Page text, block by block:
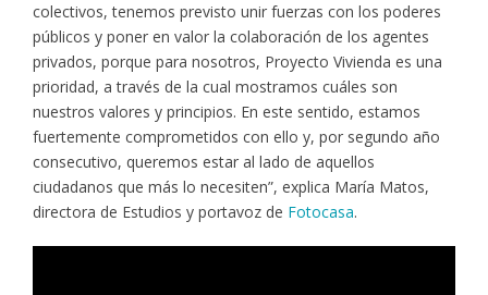
colectivos, tenemos previsto unir fuerzas con los poderes
públicos y poner en valor la colaboración de los agentes
privados, porque para nosotros, Proyecto Vivienda es una
prioridad, a través de la cual mostramos cuáles son
nuestros valores y principios. En este sentido, estamos
fuertemente comprometidos con ello y, por segundo año
consecutivo, queremos estar al lado de aquellos
ciudadanos que más lo necesiten”, explica María Matos,
directora de Estudios y portavoz de Fotocasa.